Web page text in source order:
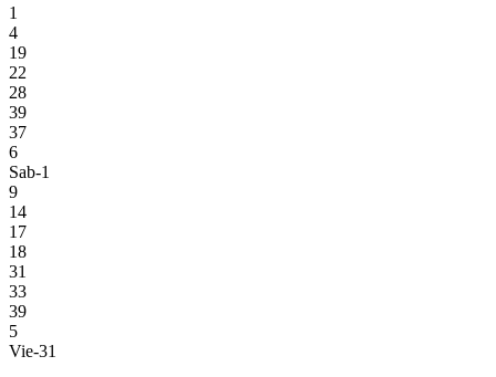
1
4
19
22
28
39
37
6
Sab-1
9
14
17
18
31
33
39
5
Vie-31